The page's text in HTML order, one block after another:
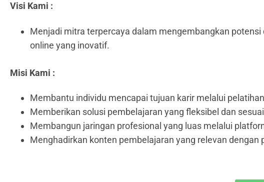
Visi Kami :
Menjadi mitra terpercaya dalam mengembangkan
online yang inovatif.
Misi Kami :
Membantu individu mencapai tujuan karir melalui
Memberikan solusi pembelajaran yang fleksibel dan
Membangun jaringan profesional yang luas melalui
Menghadirkan konten pembelajaran yang relevan dengan